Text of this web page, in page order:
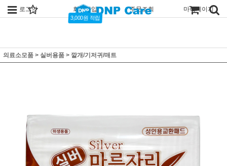
로그인 회원가입
3,000원 적립
주문조회 마이페이지
의료소모품 > 실버용품 > 깔개/기저귀/매트